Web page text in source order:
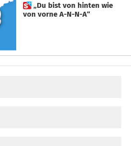
 „Du bist von hinten wie
von vorne A-N-N-A“